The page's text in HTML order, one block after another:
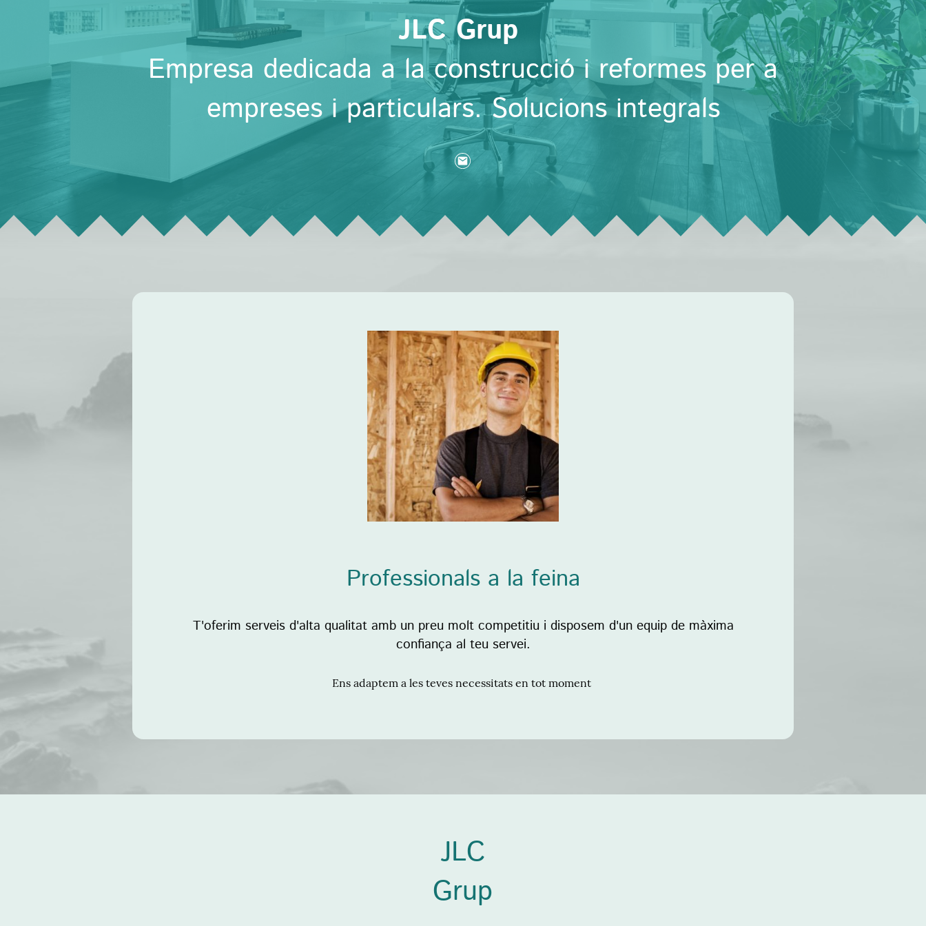
JLC Grup
Empresa dedicada a la construcció i reformes per a
empreses i particulars. Solucions integrals
Professionals a la feina
T'oferim serveis d'alta qualitat amb un preu molt competitiu i disposem d'un equip de màxima
confiança al teu servei.
Ens adaptem a les teves necessitats en tot moment
JLC
Grup